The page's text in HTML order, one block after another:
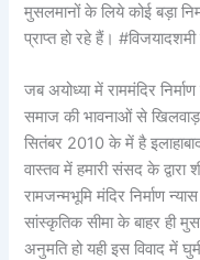
मुसलमानों के लिये कोई बड़ा
प्राप्त हो रहे हैं।
जब अयोध्या में राममंदिर
समाज की भावनाओं से खिलवाड़
सितंबर 2010 के में है
वास्तव में हमारी संसद के द्वारा
रामजन्मभूमि मंदिर निर्माण
सांस्कृतिक सीमा के बाहर ही
अनुमति हो यही इस विवाद में